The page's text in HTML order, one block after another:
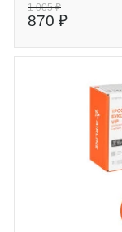
1 005 ₽
870 ₽